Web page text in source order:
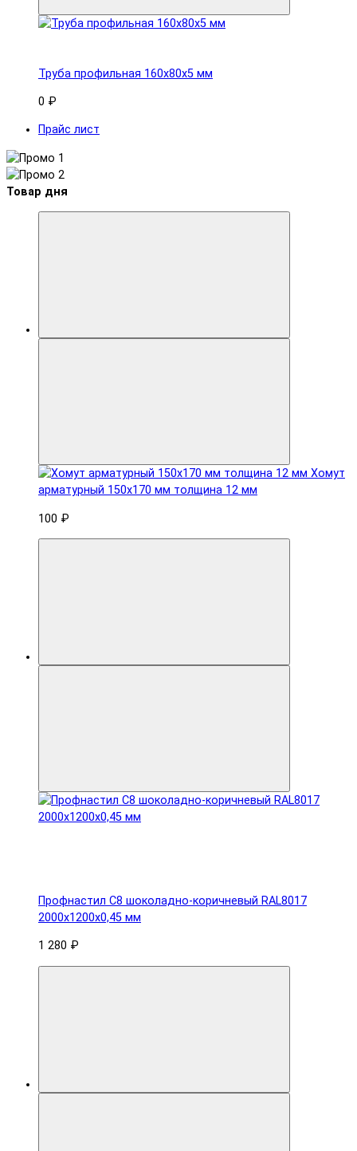
Труба профильная 160x80х5 мм
0 ₽
Прайс лист
Товар дня
Хомут
арматурный 150x170 мм толщина 12 мм
100 ₽
Профнастил С8 шоколадно-коричневый RAL8017
2000х1200х0,45 мм
1 280 ₽